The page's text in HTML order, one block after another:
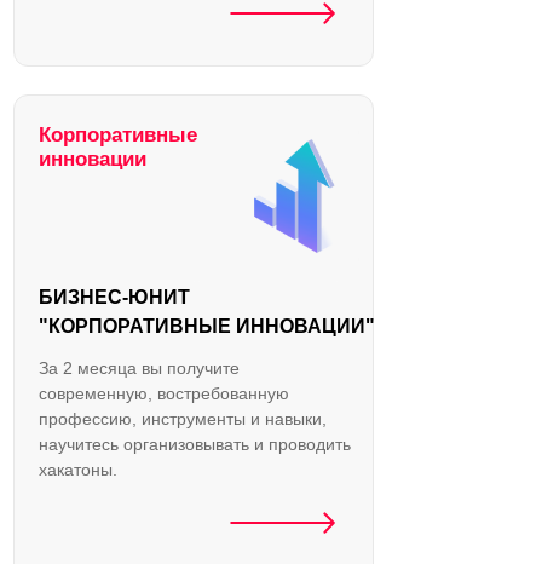
Корпоративные
инновации
БИЗНЕС-ЮНИТ
"КОРПОРАТИВНЫЕ ИННОВАЦИИ"
За 2 месяца вы получите
современную, востребованную
профессию, инструменты и навыки,
научитесь организовывать и проводить
хакатоны.